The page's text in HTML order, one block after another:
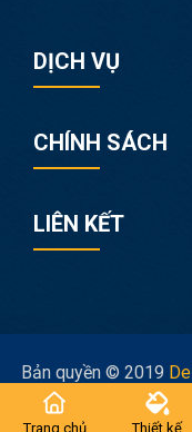
DỊCH VỤ
CHÍNH SÁCH
LIÊN KẾT
Bản quyền © 2019
Trang chủ Thiết kế